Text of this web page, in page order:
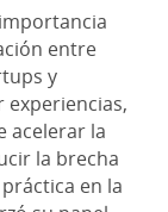
entre
y
acelerar la
la brecha
en la